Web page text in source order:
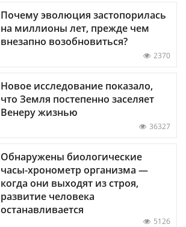
Почему эволюция застопорилась
на миллионы лет, прежде чем
внезапно возобновиться?
2370
Новое исследование показало,
что Земля постепенно заселяет
Венеру жизнью
36327
Обнаружены биологические
часы-хронометр организма —
когда они выходят из строя,
развитие человека
останавливается
5126